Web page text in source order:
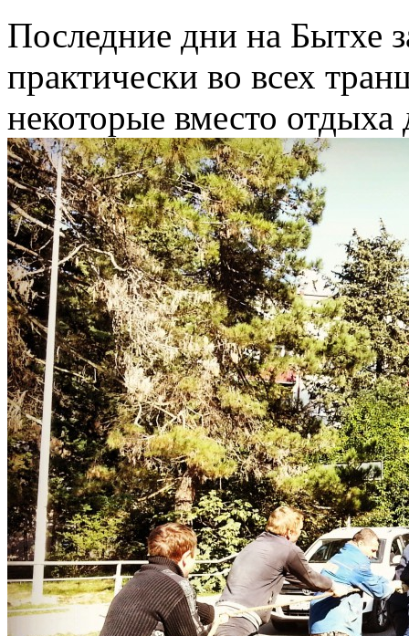
Последние дни на Бытхе
практически во всех
некоторые вместо отдыха